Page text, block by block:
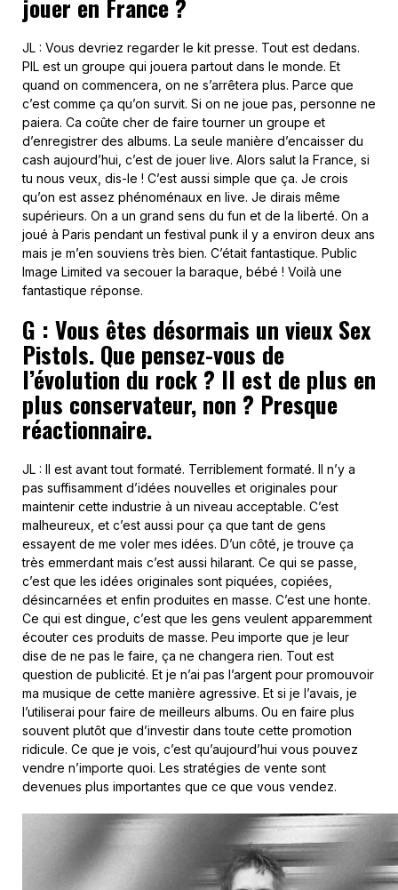
jouer en France ?
JL : Vous devriez regarder le kit presse. Tout est dedans.
PIL est un groupe qui jouera partout dans le monde. Et
quand on commencera, on ne s’arrêtera plus. Parce que
c’est comme ça qu’on survit. Si on ne joue pas, personne ne
paiera. Ca coûte cher de faire tourner un groupe et
d’enregistrer des albums. La seule manière d’encaisser du
cash aujourd’hui, c’est de jouer live. Alors salut la France, si
tu nous veux, dis-le ! C’est aussi simple que ça. Je crois
qu’on est assez phénoménaux en live. Je dirais même
supérieurs. On a un grand sens du fun et de la liberté. On a
joué à Paris pendant un festival punk il y a environ deux ans
mais je m’en souviens très bien. C’était fantastique. Public
Image Limited va secouer la baraque, bébé ! Voilà une
fantastique réponse.
G : Vous êtes désormais un vieux Sex
Pistols. Que pensez-vous de
l’évolution du rock ? Il est de plus en
plus conservateur, non ? Presque
réactionnaire.
JL : Il est avant tout formaté. Terriblement formaté. Il n’y a
pas suffisamment d’idées nouvelles et originales pour
maintenir cette industrie à un niveau acceptable. C’est
malheureux, et c’est aussi pour ça que tant de gens
essayent de me voler mes idées. D’un côté, je trouve ça
très emmerdant mais c’est aussi hilarant. Ce qui se passe,
c’est que les idées originales sont piquées, copiées,
désincarnées et enfin produites en masse. C’est une honte.
Ce qui est dingue, c’est que les gens veulent apparemment
écouter ces produits de masse. Peu importe que je leur
dise de ne pas le faire, ça ne changera rien. Tout est
question de publicité. Et je n’ai pas l’argent pour promouvoir
ma musique de cette manière agressive. Et si je l’avais, je
l’utiliserai pour faire de meilleurs albums. Ou en faire plus
souvent plutôt que d’investir dans toute cette promotion
ridicule. Ce que je vois, c’est qu’aujourd’hui vous pouvez
vendre n’importe quoi. Les stratégies de vente sont
devenues plus importantes que ce que vous vendez.